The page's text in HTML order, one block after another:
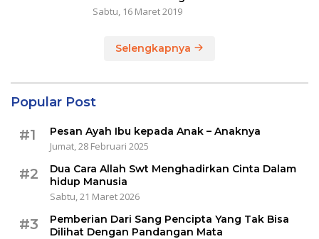
Sabtu, 16 Maret 2019
Selengkapnya
Popular Post
#1
Pesan Ayah Ibu kepada Anak – Anaknya
Jumat, 28 Februari 2025
#2
Dua Cara Allah Swt Menghadirkan Cinta Dalam
hidup Manusia
Sabtu, 21 Maret 2026
#3
Pemberian Dari Sang Pencipta Yang Tak Bisa
Dilihat Dengan Pandangan Mata